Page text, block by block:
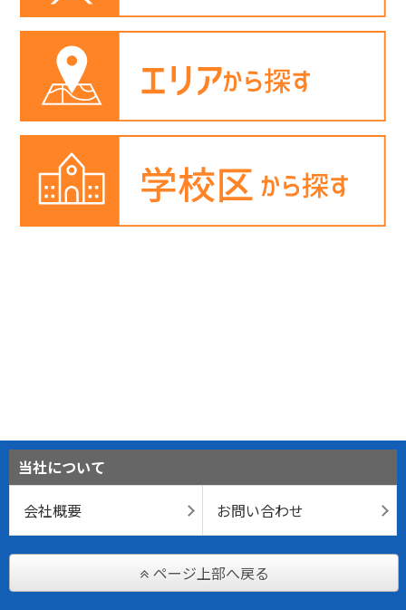
当社について
会社概要
お問い合わせ
ページ上部へ戻る